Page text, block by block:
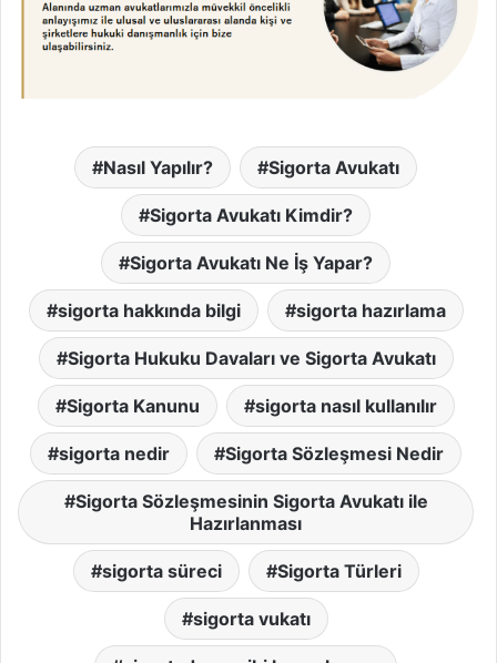
Nasıl Yapılır? Sigorta Avukatı
Sigorta Avukatı Kimdir?
Sigorta Avukatı Ne İş Yapar?
sigorta hakkında bilgi sigorta hazırlama
Sigorta Hukuku Davaları ve Sigorta Avukatı
Sigorta Kanunu sigorta nasıl kullanılır
sigorta nedir Sigorta Sözleşmesi Nedir
Sigorta Sözleşmesinin Sigorta Avukatı ile
Hazırlanması
sigorta süreci Sigorta Türleri
sigorta vukatı